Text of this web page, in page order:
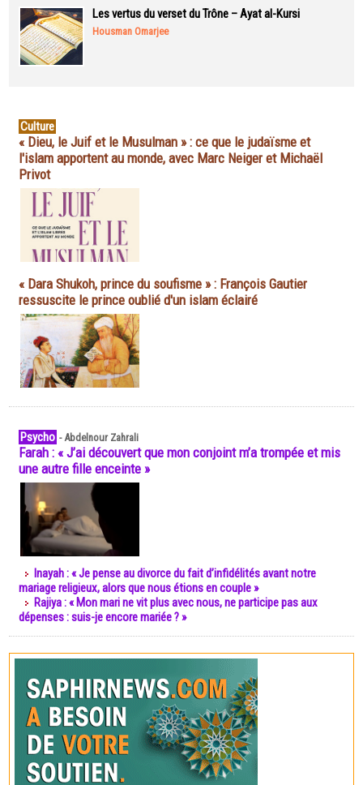
Les vertus du verset du Trône – Ayat al-Kursi
Housman Omarjee
Culture
« Dieu, le Juif et le Musulman » : ce que le judaïsme et
l'islam apportent au monde, avec Marc Neiger et Michaël
Privot
« Dara Shukoh, prince du soufisme » : François Gautier
ressuscite le prince oublié d'un islam éclairé
Psycho -Abdelnour Zahrali
Farah : « J’ai découvert que mon conjoint m’a trompée et mis
une autre fille enceinte »
Inayah : « Je pense au divorce du fait d’infidélités avant notre
mariage religieux, alors que nous étions en couple »
Rajiya : « Mon mari ne vit plus avec nous, ne participe pas aux
dépenses : suis-je encore mariée ? »